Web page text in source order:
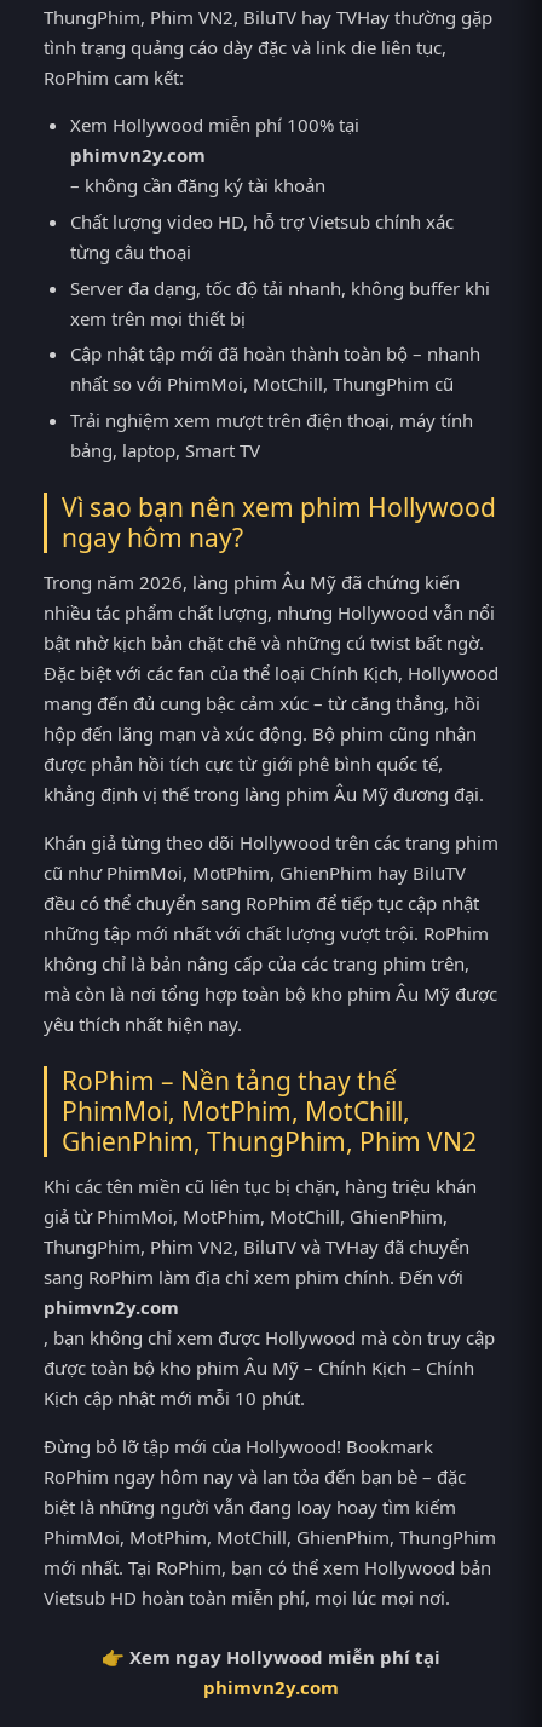
ThungPhim, Phim VN2, BiluTV hay TVHay thường gặp
tình trạng quảng cáo dày đặc và link die liên tục,
RoPhim cam kết:
Xem Hollywood miễn phí 100% tại
phimvn2y.com
– không cần đăng ký tài khoản
Chất lượng video HD, hỗ trợ Vietsub chính xác
từng câu thoại
Server đa dạng, tốc độ tải nhanh, không buffer khi
xem trên mọi thiết bị
Cập nhật tập mới đã hoàn thành toàn bộ – nhanh
nhất so với PhimMoi, MotChill, ThungPhim cũ
Trải nghiệm xem mượt trên điện thoại, máy tính
bảng, laptop, Smart TV
Vì sao bạn nên xem phim Hollywood
ngay hôm nay?
Trong năm 2026, làng phim Âu Mỹ đã chứng kiến
nhiều tác phẩm chất lượng, nhưng Hollywood vẫn nổi
bật nhờ kịch bản chặt chẽ và những cú twist bất ngờ.
Đặc biệt với các fan của thể loại Chính Kịch, Hollywood
mang đến đủ cung bậc cảm xúc – từ căng thẳng, hồi
hộp đến lãng mạn và xúc động. Bộ phim cũng nhận
được phản hồi tích cực từ giới phê bình quốc tế,
khẳng định vị thế trong làng phim Âu Mỹ đương đại.
Khán giả từng theo dõi Hollywood trên các trang phim
cũ như PhimMoi, MotPhim, GhienPhim hay BiluTV
đều có thể chuyển sang RoPhim để tiếp tục cập nhật
những tập mới nhất với chất lượng vượt trội. RoPhim
không chỉ là bản nâng cấp của các trang phim trên,
mà còn là nơi tổng hợp toàn bộ kho phim Âu Mỹ được
yêu thích nhất hiện nay.
RoPhim – Nền tảng thay thế
PhimMoi, MotPhim, MotChill,
GhienPhim, ThungPhim, Phim VN2
Khi các tên miền cũ liên tục bị chặn, hàng triệu khán
giả từ PhimMoi, MotPhim, MotChill, GhienPhim,
ThungPhim, Phim VN2, BiluTV và TVHay đã chuyển
sang RoPhim làm địa chỉ xem phim chính. Đến với
phimvn2y.com
, bạn không chỉ xem được Hollywood mà còn truy cập
được toàn bộ kho phim Âu Mỹ – Chính Kịch – Chính
Kịch cập nhật mới mỗi 10 phút.
Đừng bỏ lỡ tập mới của Hollywood! Bookmark
RoPhim ngay hôm nay và lan tỏa đến bạn bè – đặc
biệt là những người vẫn đang loay hoay tìm kiếm
PhimMoi, MotPhim, MotChill, GhienPhim, ThungPhim
mới nhất. Tại RoPhim, bạn có thể xem Hollywood bản
Vietsub HD hoàn toàn miễn phí, mọi lúc mọi nơi.
👉 Xem ngay Hollywood miễn phí tại
phimvn2y.com